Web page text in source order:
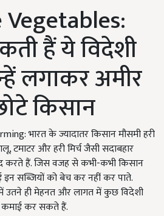
हैं ये विदेशी
लगाकर अमीर
किसान
भारत के ज्यादातर किसान मौसमी हरी
टमाटर और हरी मिर्च जैसी सदाबहार
करते हैं. जिस वजह से कभी-कभी किसान
सब्जियों को बेच कर नहीं कर पाते.
ही मेहनत और लागत में कुछ विदेशी
कर सकते हैं.